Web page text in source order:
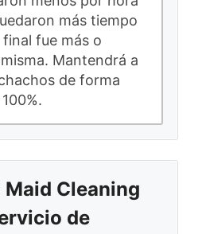
más tiempo
fue más o
Mantendrá a
de forma
Cleaning
de